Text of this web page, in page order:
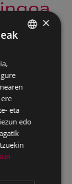
×
eta
edo